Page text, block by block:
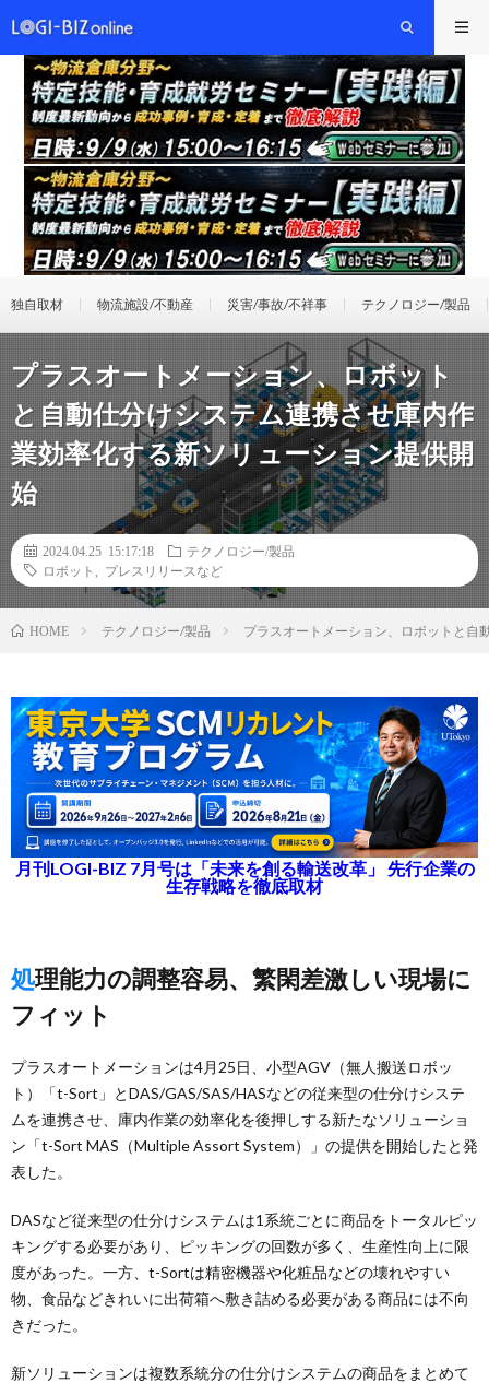
独自取材 物流施設/不動産 災害/事故/不祥事 テクノロジー/製品
プラスオートメーション、ロボット
と自動仕分けシステム連携させ庫内作
業効率化する新ソリューション提供開
始
2024.04.25 15:17:18
テクノロジー/製品
ロボット
プレスリリースなど
HOME テクノロジー/製品 プラスオートメーション、ロボットと自
月刊LOGI-BIZ 7月号は「未来を創る輸送改革」 先行企業の
生存戦略を徹底取材
処理能力の調整容易、繁閑差激しい現場に
フィット
プラスオートメーションは4月25日、小型AGV（無人搬送ロボッ
ト）「t-Sort」とDAS/GAS/SAS/HASなどの従来型の仕分けシステ
ムを連携させ、庫内作業の効率化を後押しする新たなソリューショ
ン「t-Sort MAS（Multiple Assort System）」の提供を開始したと発
表した。
DASなど従来型の仕分けシステムは1系統ごとに商品をトータルピッ
キングする必要があり、ピッキングの回数が多く、生産性向上に限
度があった。一方、t-Sortは精密機器や化粧品などの壊れやすい
物、食品などきれいに出荷箱へ敷き詰める必要がある商品には不向
きだった。
新ソリューションは複数系統分の仕分けシステムの商品をまとめて